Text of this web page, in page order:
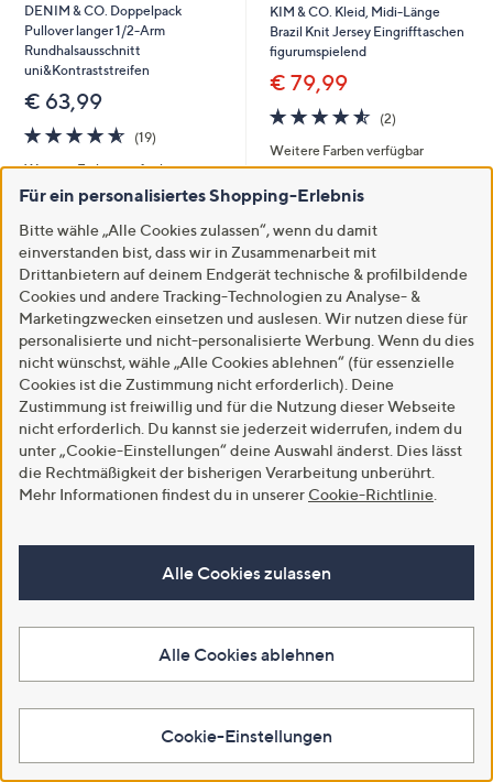
DENIM & CO. Doppelpack
Pullover langer 1/2-Arm
Rundhalsausschnitt
uni&Kontraststreifen
€ 63,99
4.5
von
5
(19)
Weitere Farben verfügbar
KIM & CO. Kleid, Midi-Länge
Brazil Knit Jersey Eingrifftaschen
figurumspielend
€ 79,99
4.5
von
5
(2)
Weitere Farben verfügbar
In den Warenkorb
Neu
Weitere Farben verfügbar
Neu
€ 59,99
(4)
Weitere Farben verfügbar
Für ein personalisiertes Shopping-Erlebnis
Bitte wähle „Alle Cookies zulassen“, wenn du damit
einverstanden bist, dass wir in Zusammenarbeit mit
Drittanbietern auf deinem Endgerät technische & profilbildende
Cookies und andere Tracking-Technologien zu Analyse- &
Marketingzwecken einsetzen und auslesen. Wir nutzen diese für
personalisierte und nicht-personalisierte Werbung. Wenn du dies
nicht wünschst, wähle „Alle Cookies ablehnen“ (für essenzielle
Cookies ist die Zustimmung nicht erforderlich). Deine
Zustimmung ist freiwillig und für die Nutzung dieser Webseite
nicht erforderlich. Du kannst sie jederzeit widerrufen, indem du
unter „Cookie-Einstellungen“ deine Auswahl änderst. Dies lässt
die Rechtmäßigkeit der bisherigen Verarbeitung unberührt.
Mehr Informationen findest du in unserer Cookie-Richtlinie
Alle Cookies zulassen
Alle Cookies ablehnen
Cookie-Einstellungen